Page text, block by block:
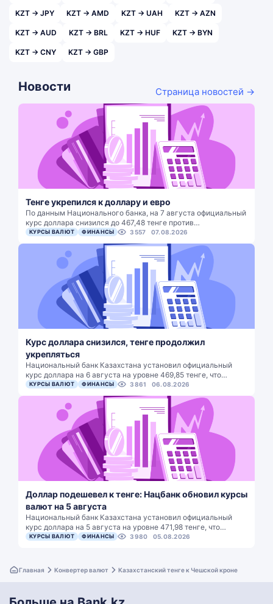
KZT → JPY KZT → AMD KZT → UAH KZT → AZN
KZT → AUD KZT → BRL KZT → HUF KZT → BYN
KZT → CNY KZT → GBP
Новости Страница новостей →
Тенге укрепился к доллару и евро
По данным Национального банка, на 7 августа официальный
курс доллара снизился до 467,48 тенге против…
КУРСЫ ВАЛЮТ ФИНАНСЫ 3557 07.08.2026
Курс доллара снизился, тенге продолжил
укрепляться
Национальный банк Казахстана установил официальный
курс доллара на 6 августа на уровне 469,85 тенге, что…
КУРСЫ ВАЛЮТ ФИНАНСЫ 3861 06.08.2026
Доллар подешевел к тенге: Нацбанк обновил курсы
валют на 5 августа
Национальный банк Казахстана установил официальный
курс доллара на 5 августа на уровне 471,98 тенге, что…
КУРСЫ ВАЛЮТ ФИНАНСЫ 3980 05.08.2026
Главная Конвертер валют Казахстанский тенге к Чешской кроне